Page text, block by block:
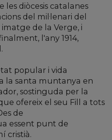
diòcesis catalanes
del mil·lenari del
de la Verge, i
l'any 1914,
popular i vida
la santa muntanya en
sostinguda per la
ofereix el seu Fill a tots
de
essent punt de
cristià.